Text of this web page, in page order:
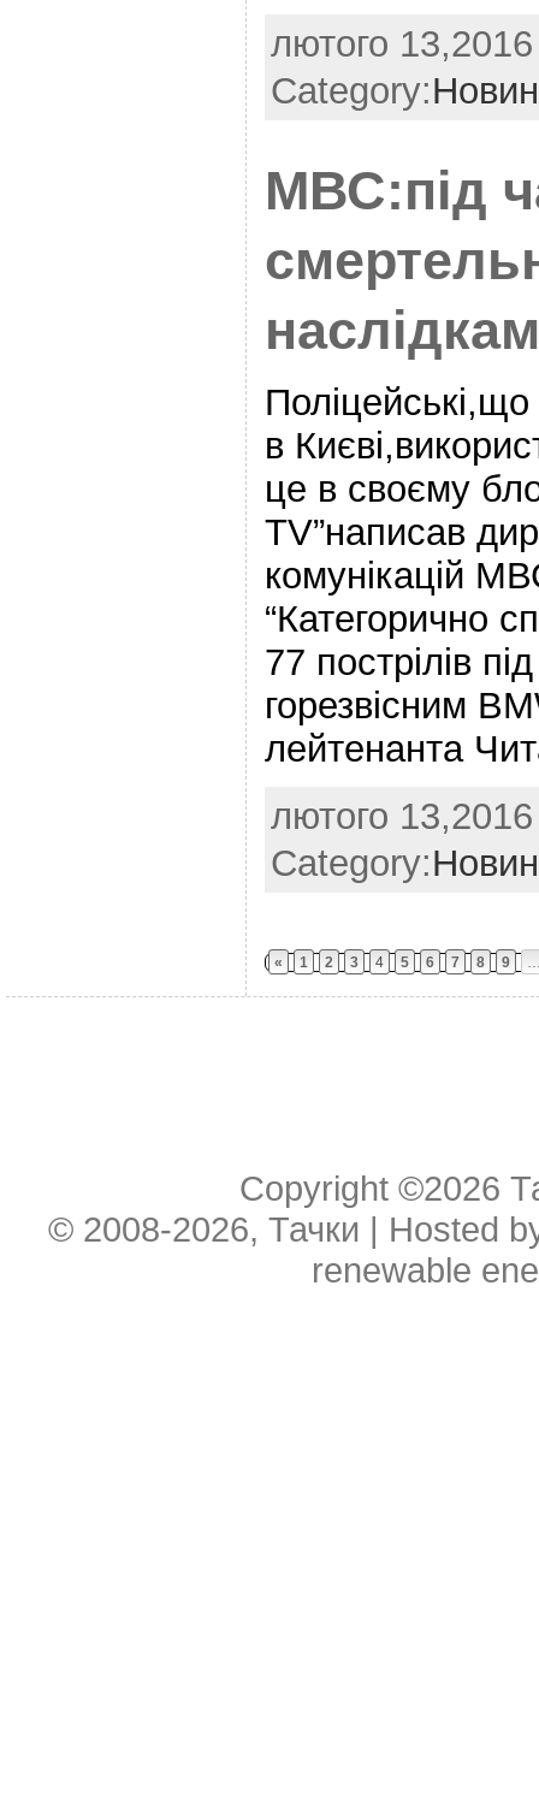
лютого
Category:
​МВС:під
в
це в своєму
TV”написав
комунікацій
“Категорично
77 пострілів
горезвісним
лейтенанта
лютого
Category:
« 1 2 3 4 5 6 7 8 9
Copyright ©2026
© 2008-2026, Тачки | Hosted
renewable